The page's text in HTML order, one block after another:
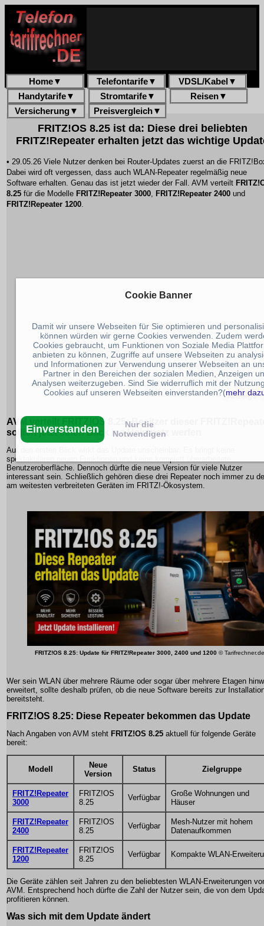
Home▼ Telefontarife▼ VDSL/Kabel ▼
Handytarife▼ Stromtarife▼ Reisen▼
Versicherung▼ Preisvergleich▼
FRITZ!OS 8.25 ist da: Diese drei beliebten
FRITZ!Repeater erhalten jetzt das wichtige
• 29.05.26 Viele Nutzer denken bei Router-Updates zuerst an die
Dabei wird oft vergessen, dass auch WLAN-Repeater regelmäßig neue
Software erhalten. Genau das ist jetzt wieder der Fall. AVM verteilt
8.25 für die Modelle FRITZ!Repeater 3000, FRITZ!Repeater 2400 und
FRITZ!Repeater 1200.
AVM verteilt FRITZ!OS 8.25: Besitzer dieser
sollten jetzt einen Blick ins Heimnetz werfen
Auf den ersten Blick wirkt das Update unscheinbar. Es bringt keine
spektakulären neuen Funktionen und keine komplett überarbeitete
Benutzeroberfläche. Dennoch dürfte die neue Version für viele Nutzer
interessant sein. Schließlich gehören diese drei Repeater noch immer zu
am weitesten verbreiteten Geräten im FRITZ!-Ökosystem.
FRITZ!OS 8.25: Update für FRITZ!Repeater 3000, 2400 und 1200 © Tarifrechner.de
Wer sein WLAN über mehrere Räume oder sogar über mehrere Etagen
erweitert, sollte deshalb prüfen, ob die neue Software bereits zur
bereitsteht.
FRITZ!OS 8.25: Diese Repeater bekommen das Update
Nach Angaben von AVM steht FRITZ!OS 8.25 aktuell für folgende Geräte
bereit:
Modell
Neue
Version
Status Zielgruppe
FRITZ!Repeater
3000
FRITZ!OS
8.25
Verfügbar
Große Wohnungen und
Häuser
FRITZ!Repeater
2400
FRITZ!OS
8.25
Verfügbar
Mesh-Nutzer mit hohem
Datenaufkommen
FRITZ!Repeater
1200
FRITZ!OS
8.25
Verfügbar Kompakte WLAN-
Die Geräte zählen seit Jahren zu den beliebtesten WLAN-Erweiterungen
AVM. Entsprechend hoch dürfte die Zahl der Nutzer sein, die von dem
profitieren können.
Was sich mit dem Update ändert
Cookie Banner
Damit wir unsere Webseiten für Sie optimieren und
können würden wir gerne Cookies verwenden. Zudem
Cookies gebraucht, um Funktionen von Soziale Media
anbieten zu können, Zugriffe auf unsere Webseiten zu
und Informationen zur Verwendung unserer Webseiten an
Partner in den Bereichen der sozialen Medien, Anzeigen
Analysen weiterzugeben. Sind Sie widerruflich mit der
Cookies auf unseren Webseiten einverstanden?(mehr
Einverstanden
Nur die
Notwendigen